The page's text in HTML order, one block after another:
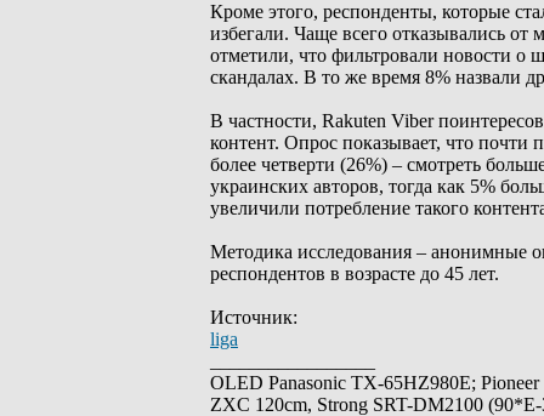
Кроме этого, респонденты, которые
избегали. Чаще всего отказывались от
отметили, что фильтровали новости о
скандалах. В то же время 8% назвали
В частности, Rakuten Viber
контент. Опрос показывает, что почти
более четверти (26%) – смотреть
украинских авторов, тогда как 5%
увеличили потребление такого
Методика исследования – анонимные
респондентов в возрасте до 45 лет.
Источник:
liga
OLED Panasonic TX-65HZ980E;
ZXC 120cm, Strong SRT-DM2100